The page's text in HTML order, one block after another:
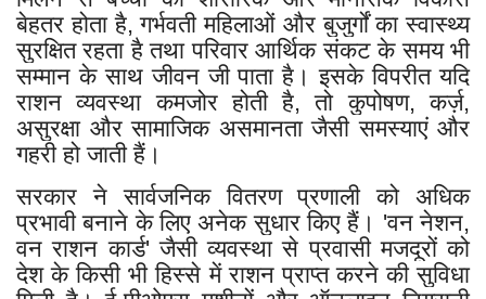
बेहतर होता है, गर्भवती महिलाओं और बुजुर्गों का स्वास्थ्य
सुरक्षित रहता है तथा परिवार आर्थिक संकट के समय भी
सम्मान के साथ जीवन जी पाता है। इसके विपरीत यदि
राशन व्यवस्था कमजोर होती है, तो कुपोषण, कर्ज़,
असुरक्षा और सामाजिक असमानता जैसी समस्याएं और
गहरी हो जाती हैं।
सरकार ने सार्वजनिक वितरण प्रणाली को अधिक
प्रभावी बनाने के लिए अनेक सुधार किए हैं। 'वन नेशन,
वन राशन कार्ड' जैसी व्यवस्था से प्रवासी मजदूरों को
देश के किसी भी हिस्से में राशन प्राप्त करने की सुविधा